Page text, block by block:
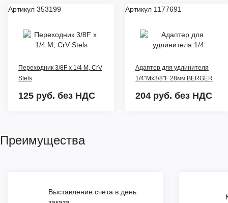
Артикул 353199
Переходник 3/8F x 1/4 M, CrV
Stels
125 руб. без НДС
Артикул 1177691
Адаптер для удлинителя
1/4"Mx3/8"F 28мм BERGER
204 руб. без НДС
Преимущества
Выставление счета в день